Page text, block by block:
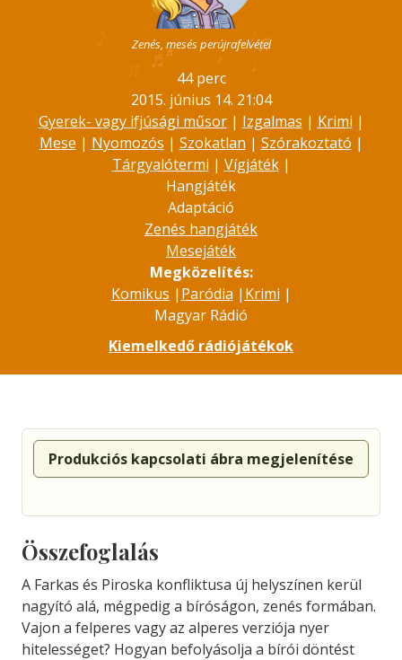
♫♬
♪♫
♬
Zenés, mesés perújrafelvétel
44 perc
2015. június 14. 21:04
Gyerek- vagy ifjúsági műsor| Izgalmas | Krimi |
Mese | Nyomozós | Szokatlan | Szórakoztató |
Tárgyalótermi | Vígjáték|
Hangjáték
Adaptáció
Zenés hangjáték
Mesejáték
Megközelítés:
Komikus | Paródia | Krimi |
Magyar Rádió
Kiemelkedő rádiójátékok
Produkciós kapcsolati ábra megjelenítése
Összefoglalás
A Farkas és Piroska konfliktusa új helyszínen kerül
nagyító alá, mégpedig a bíróságon, zenés formában.
Vajon a felperes vagy az alperes verziója nyer
hitelességet? Hogyan befolyásolja a bírói döntést